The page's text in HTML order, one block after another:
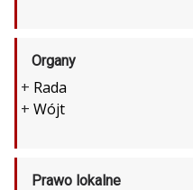
Organy
+ Rada
+ Wójt
Prawo lokalne